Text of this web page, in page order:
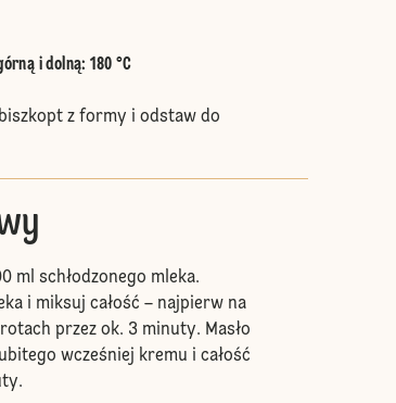
i dolną: 180 °C
z formy i odstaw do
ml schłodzonego mleka.
i miksuj całość – najpierw na
przez ok. 3 minuty. Masło
wcześniej kremu i całość